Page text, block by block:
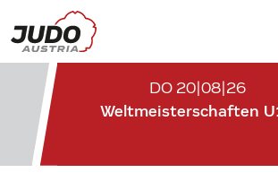
DO 20|08|26
Weltmeisterschaften